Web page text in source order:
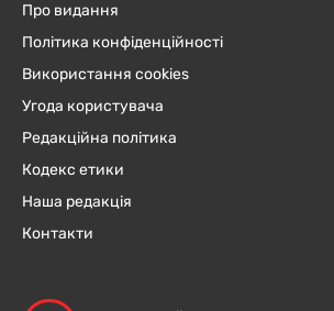
Про видання
Політика конфіденційності
Використання cookies
Угода користувача
Редакційна політика
Кодекс етики
Наша редакція
Контакти